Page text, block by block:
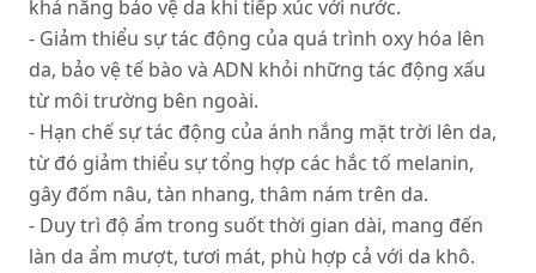
khả năng bảo vệ da khi tiếp xúc với nước.
- Giảm thiểu sự tác động của quá trình oxy hóa lên
da, bảo vệ tế bào và ADN khỏi những tác động xấu
từ môi trường bên ngoài.
- Hạn chế sự tác động của ánh nắng mặt trời lên da,
từ đó giảm thiểu sự tổng hợp các hắc tố melanin,
gây đốm nâu, tàn nhang, thâm nám trên da.
- Duy trì độ ẩm trong suốt thời gian dài, mang đến
làn da ẩm mượt, tươi mát, phù hợp cả với da khô.